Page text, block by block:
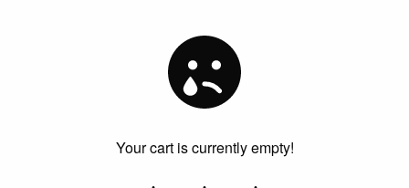
Your cart is currently empty!